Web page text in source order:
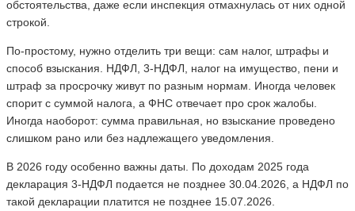
обстоятельства, даже если инспекция отмахнулась от них одной
строкой.
По-простому, нужно отделить три вещи: сам налог, штрафы и
способ взыскания. НДФЛ, 3-НДФЛ, налог на имущество, пени и
штраф за просрочку живут по разным нормам. Иногда человек
спорит с суммой налога, а ФНС отвечает про срок жалобы.
Иногда наоборот: сумма правильная, но взыскание проведено
слишком рано или без надлежащего уведомления.
В 2026 году особенно важны даты. По доходам 2025 года
декларация 3-НДФЛ подается не позднее 30.04.2026, а НДФЛ по
такой декларации платится не позднее 15.07.2026.